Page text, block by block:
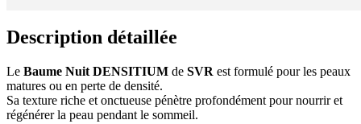
Description détaillée
Le Baume Nuit DENSITIUM de SVR est formulé pour les peaux
matures ou en perte de densité.
Sa texture riche et onctueuse pénètre profondément pour nourrir et
régénérer la peau pendant le sommeil.